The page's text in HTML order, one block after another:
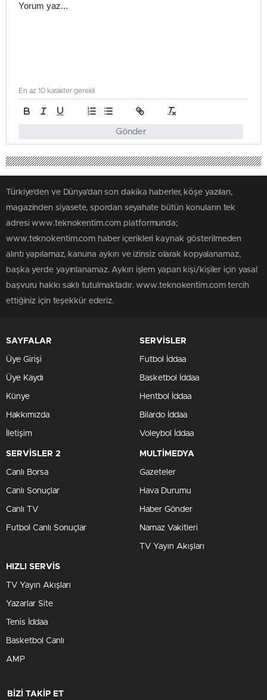
Gönder
En az 10 karakter gerekli
Türkiye'den ve Dünya’dan son dakika haberler, köşe yazıları,
magazinden siyasete, spordan seyahate bütün konuların tek
adresi www.teknokentim.com platformunda;
www.teknokentim.com haber içerikleri kaynak gösterilmeden
alıntı yapılamaz, kanuna aykırı ve izinsiz olarak kopyalanamaz,
başka yerde yayınlanamaz. Aykırı işlem yapan kişi/kişiler için yasal
başvuru hakkı saklı tutulmaktadır. www.teknokentim.com tercih
ettiğiniz için teşekkür ederiz.
SAYFALAR
Üye Girişi
Üye Kaydı
Künye
Hakkımızda
İletişim
SERVİSLER
Futbol İddaa
Basketbol İddaa
Hentbol İddaa
Bilardo İddaa
Voleybol İddaa
SERVİSLER 2
Canlı Borsa
Canlı Sonuçlar
Canlı TV
Futbol Canlı Sonuçlar
MULTİMEDYA
Gazeteler
Hava Durumu
Haber Gönder
Namaz Vakitleri
TV Yayın Akışları
HIZLI SERVİS
TV Yayın Akışları
Yazarlar Site
Tenis İddaa
Basketbol Canlı
AMP
BİZİ TAKİP ET